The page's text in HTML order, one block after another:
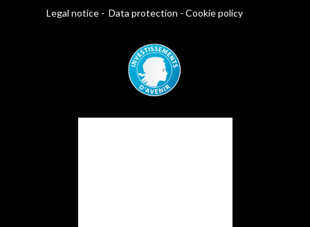
Legal notice - Data protection - Cookie policy